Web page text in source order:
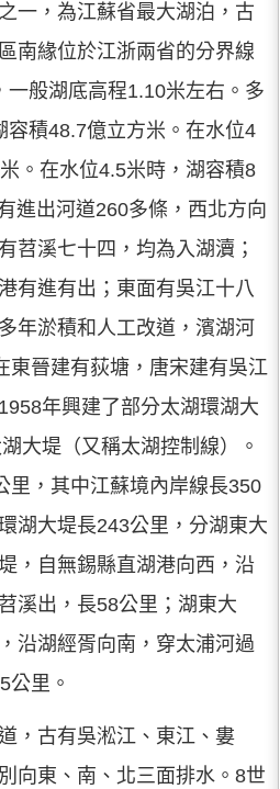
一，為江蘇省最大湖泊，古
南緣位於江浙兩省的分界線
一般湖底高程1.10米左右。多
容積48.7億立方米。在水位4
。在水位4.5米時，湖容積8
進出河道260多條，西北方向
苕溪七十四，均為入湖瀆；
有進有出；東面有吳江十八
年淤積和人工改道，濱湖河
東晉建有荻塘，唐宋建有吳江
年興建了部分太湖環湖大
大堤（又稱太湖控制線）。
里，其中江蘇境內岸線長350
湖大堤長243公里，分湖東大
，自無錫縣直湖港向西，沿
溪出，長58公里；湖東大
沿湖經胥向南，穿太浦河過
公里。
，古有吳淞江、東江、婁
向東、南、北三面排水。8世